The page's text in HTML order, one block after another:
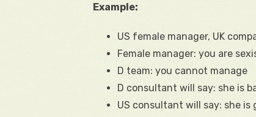
Example:
US female manager, UK
Female manager: you are
D team: you cannot manage
D consultant will say: she is
US consultant will say: she